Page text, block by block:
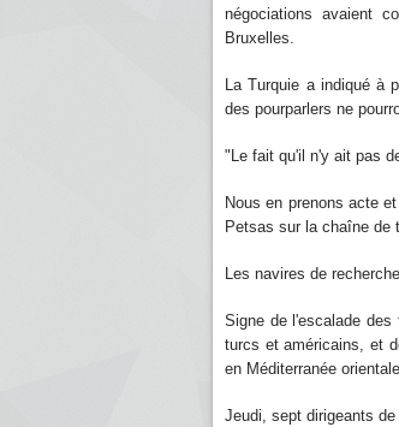
négociations avaient
Bruxelles.
La Turquie a indiqué à
des pourparlers ne
"Le fait qu'il n'y ait pas
Nous en prenons acte
Petsas sur la chaîne de
Les navires de
Signe de l'escalade
turcs et américains, et
en Méditerranée
Jeudi, sept dirigeants